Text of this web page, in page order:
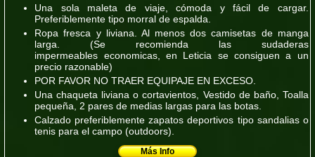
Una sola maleta de viaje, cómoda y fácil de cargar.
Preferiblemente tipo morral de espalda.
Ropa fresca y liviana. Al menos dos camisetas de manga
larga.(Se recomienda las sudaderas
impermeables economicas, en Leticia se consiguen a un
precio razonable)
POR FAVOR NO TRAER EQUIPAJE EN EXCESO.
Una chaqueta liviana o cortavientos, Vestido de baño, Toalla
pequeña, 2 pares de medias largas para las botas.
Calzado preferiblemente zapatos deportivos tipo sandalias o
tenis para el campo (outdoors).
Más Info